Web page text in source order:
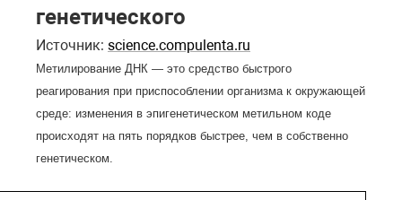
генетического
Источник: science.compulenta.ru
Метилирование ДНК — это средство быстрого
реагирования при приспособлении организма к окружающей
среде: изменения в эпигенетическом метильном коде
происходят на пять порядков быстрее, чем в собственно
генетическом.